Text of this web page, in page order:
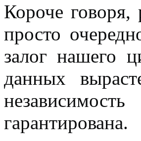
Короче
просто
залог нашего
данных
гарантирована.